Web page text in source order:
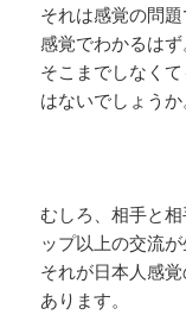
それは感覚の問
感覚でわかるはず
そこまでしなく
はないでしょうか
むしろ、相手と
ップ以上の交流が
それが日本人感
あります。